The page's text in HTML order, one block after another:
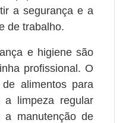
a segurança e a
de trabalho.
e higiene são
profissional. O
alimentos para
a limpeza regular
a manutenção de